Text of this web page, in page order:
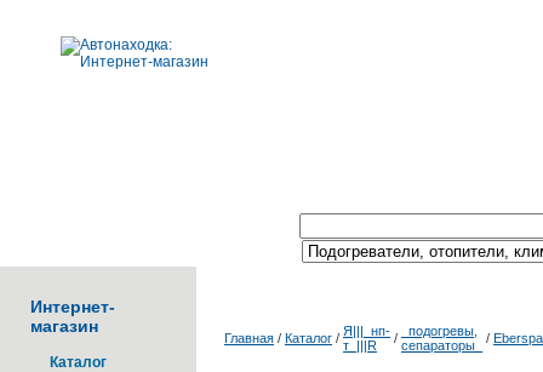
Интернет-
магазин
Каталог
Главная / Каталог / Я|||_нп-
т_|||R
/ _подогревы,
сепараторы_
/